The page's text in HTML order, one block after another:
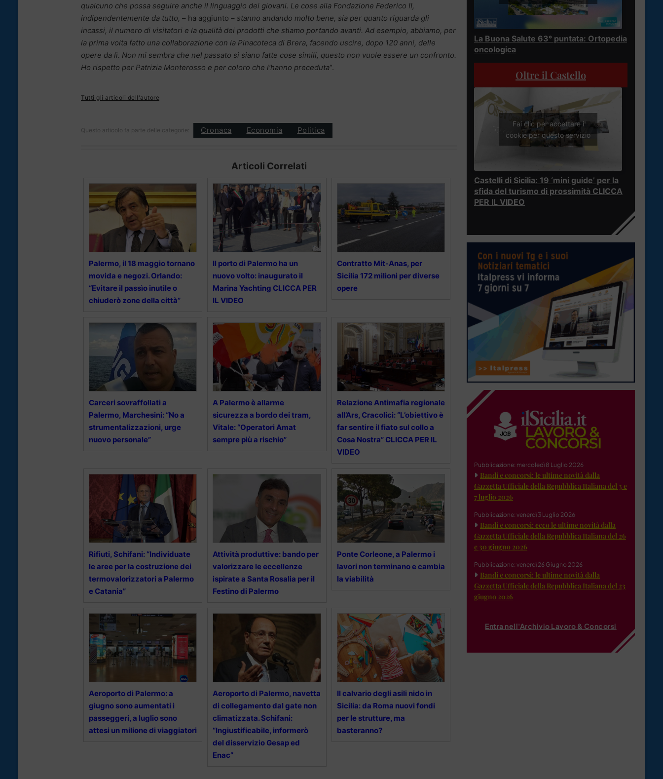
qualcuno che possa seguire anche il linguaggio dei giovani. Le cose alla Fondazione Federico II,
indipendentemente da tutto, – ha aggiunto – stanno andando molto bene, sia per quanto riguarda gli
incassi, il numero di visitatori e la qualità dei prodotti che stiamo portando avanti. Ad esempio, abbiamo, per
la prima volta fatto una collaborazione con la Pinacoteca di Brera, facendo uscire, dopo 120 anni, delle
opere da lì. Non mi sembra che nel passato si siano fatte cose simili, questo non vuole essere un confronto.
Ho rispetto per Patrizia Monterosso e per coloro che l’hanno preceduta“.
Tutti gli articoli dell'autore
Questo articolo fa parte delle categorie: Cronaca Economia Politica
Articoli Correlati
Palermo, il 18 maggio tornano
movida e negozi. Orlando:
“Evitare il passìo inutile o
chiuderò zone della città”
Il porto di Palermo ha un
nuovo volto: inaugurato il
Marina Yachting CLICCA PER
IL VIDEO
Contratto Mit-Anas, per
Sicilia 172 milioni per diverse
opere
Carceri sovraffollati a
Palermo, Marchesini: “No a
strumentalizzazioni, urge
nuovo personale”
A Palermo è allarme
sicurezza a bordo dei tram,
Vitale: “Operatori Amat
sempre più a rischio”
Relazione Antimafia regionale
all’Ars, Cracolici: “L’obiettivo è
far sentire il fiato sul collo a
Cosa Nostra” CLICCA PER IL
VIDEO
Rifiuti, Schifani: “Individuate
le aree per la costruzione dei
termovalorizzatori a Palermo
e Catania”
Attività produttive: bando per
valorizzare le eccellenze
ispirate a Santa Rosalia per il
Festino di Palermo
Ponte Corleone, a Palermo i
lavori non terminano e cambia
la viabilità
Aeroporto di Palermo: a
giugno sono aumentati i
passeggeri, a luglio sono
attesi un milione di viaggiatori
Aeroporto di Palermo, navetta
di collegamento dal gate non
climatizzata. Schifani:
“Ingiustificabile, informerò
del disservizio Gesap ed
Enac”
Il calvario degli asili nido in
Sicilia: da Roma nuovi fondi
per le strutture, ma
basteranno?
La Buona Salute 63° puntata: Ortopedia
oncologica
Oltre il Castello
Fai clic per accettare i
cookie per questo servizio
Castelli di Sicilia: 19 ‘mini guide’ per la
sfida del turismo di prossimità CLICCA
PER IL VIDEO
Pubblicazione: mercoledì 8 Luglio 2026
Bandi e concorsi: le ultime novità dalla
Gazzetta Ufficiale della Repubblica Italiana del 3 e
7 luglio 2026
Pubblicazione: venerdì 3 Luglio 2026
Bandi e concorsi: ecco le ultime novità dalla
Gazzetta Ufficiale della Repubblica Italiana del 26
e 30 giugno 2026
Pubblicazione: venerdì 26 Giugno 2026
Bandi e concorsi: le ultime novità dalla
Gazzetta Ufficiale della Repubblica Italiana del 23
giugno 2026
Entra nell'Archivio Lavoro & Concorsi